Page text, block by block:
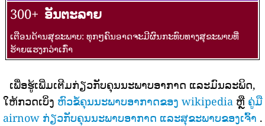
300+ ອັນຕະລາຍ
ເຕືອນດ້ານສຸຂະພາບ: ທຸກໆຄົນອາດຈະມີຜົນກະທົບທາງສຸຂະພາບທີ່
ຮ້າຍແຮງກວ່າເກົ່າ
ເພື່ອຮູ້ເພີ່ມເຕີມກ່ຽວກັບຄຸນນະພາບອາກາດ ແລະມົນລະພິດ,
ໃຫ້ກວດເບິ່ງ ຫົວຂໍ້ຄຸນນະພາບອາກາດຂອງ wikipediaຫຼື ຄູ່ມື
airnow ກ່ຽວກັບຄຸນນະພາບອາກາດ ແລະສຸຂະພາບຂອງເຈົ້າ .